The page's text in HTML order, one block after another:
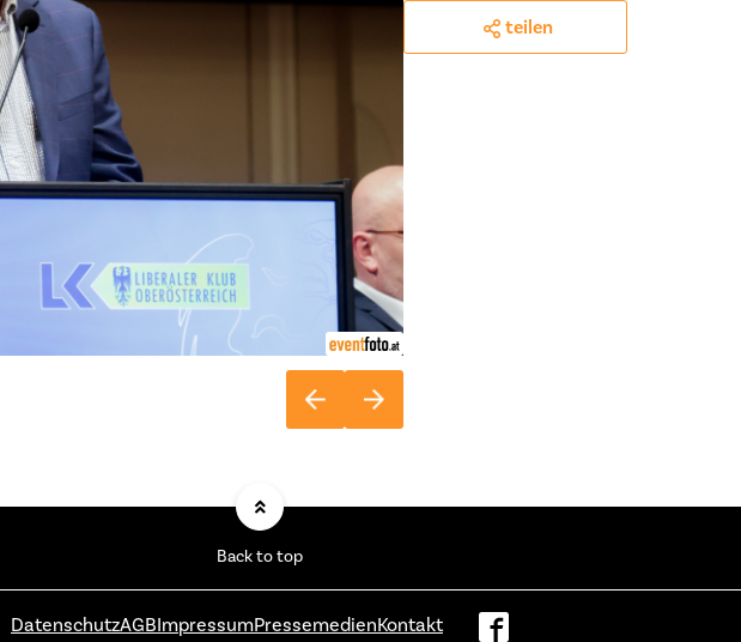
teilen
Back to top
DatenschutzAGBImpressumPressemedienKontakt